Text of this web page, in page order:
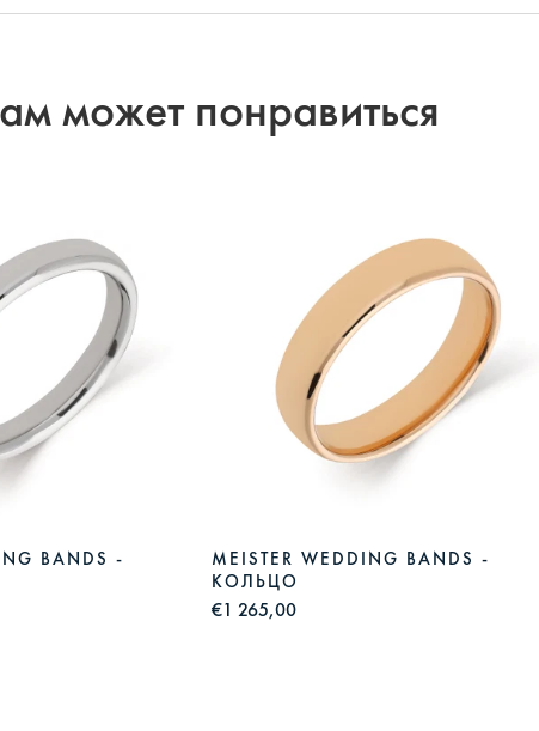
может понравиться
BANDS -
MEISTER WEDDING BANDS -
КОЛЬЦО
€1 265,00